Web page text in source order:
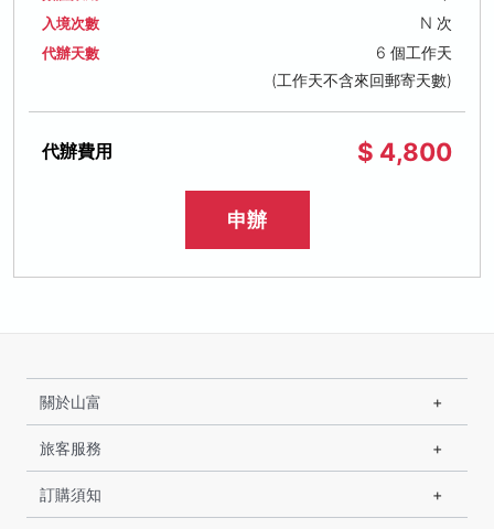
入境次數 N 次
代辦天數
6 個工作天
(工作天不含來回郵寄天數)
代辦費用 $ 4,800
申辦
關於山富
旅客服務
訂購須知